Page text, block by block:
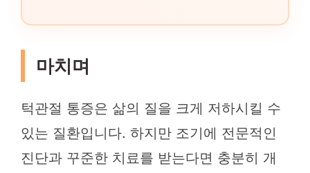
마치며
턱관절 통증은 삶의 질을 크게 저하시킬 수
있는 질환입니다. 하지만 조기에 전문적인
진단과 꾸준한 치료를 받는다면 충분히 개